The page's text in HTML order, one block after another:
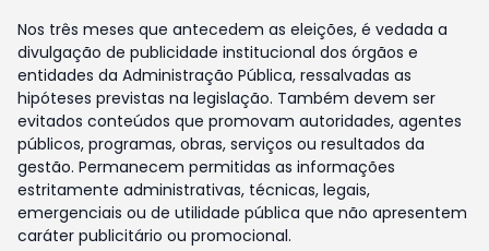
Nos três meses que antecedem as eleições, é vedada a
divulgação de publicidade institucional dos órgãos e
entidades da Administração Pública, ressalvadas as
hipóteses previstas na legislação. Também devem ser
evitados conteúdos que promovam autoridades, agentes
públicos, programas, obras, serviços ou resultados da
gestão. Permanecem permitidas as informações
estritamente administrativas, técnicas, legais,
emergenciais ou de utilidade pública que não apresentem
caráter publicitário ou promocional.